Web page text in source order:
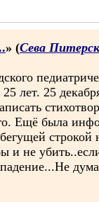
» (Сева
лет. 25
Ещё была
не